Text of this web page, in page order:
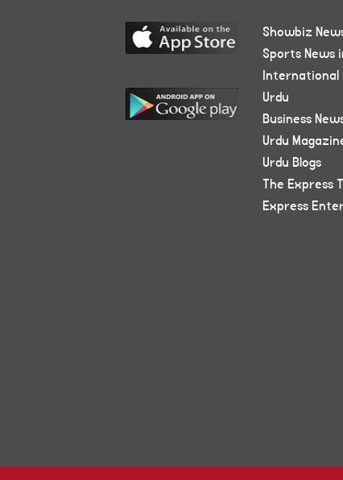
Showbiz
Sports News
International
Urdu
Business
Urdu
Urdu Blogs
The Express
Express